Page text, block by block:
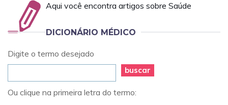
Aqui você encontra artigos sobre Saúde
DICIONÁRIO MÉDICO
Digite o termo desejado
buscar
Ou clique na primeira letra do termo: